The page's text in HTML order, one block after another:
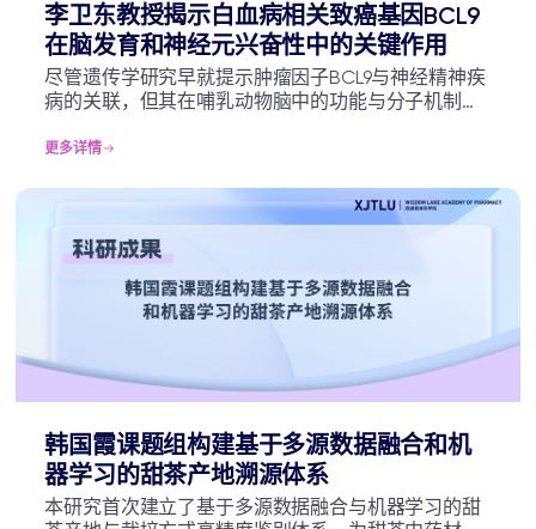
李卫东教授揭示白血病相关致癌基因BCL9
在脑发育和神经元兴奋性中的关键作用
尽管遗传学研究早就提示肿瘤因子BCL9与神经精神疾
病的关联，但其在哺乳动物脑中的功能与分子机制研
象成为反常的神经电生理难题。该研究成功破解了这
精神疾病的精准治疗策略奠定了重要基础。
更多详情
韩国霞课题组构建基于多源数据融合和机
器学习的甜茶产地溯源体系
本研究首次建立了基于多源数据融合与机器学习的甜